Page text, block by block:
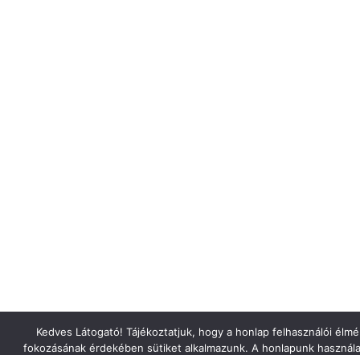
Kedves Látogató! Tájékoztatjuk, hogy a honlap felhasználói
fokozásának érdekében sütiket alkalmazunk. A honlapunk